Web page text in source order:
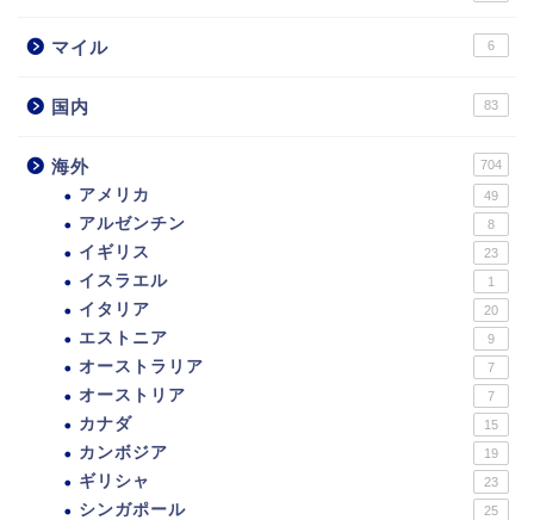
マイル 6
国内 83
海外 704
アメリカ 49
アルゼンチン 8
イギリス 23
イスラエル 1
イタリア 20
エストニア 9
オーストラリア 7
オーストリア 7
カナダ 15
カンボジア 19
ギリシャ 23
シンガポール 25